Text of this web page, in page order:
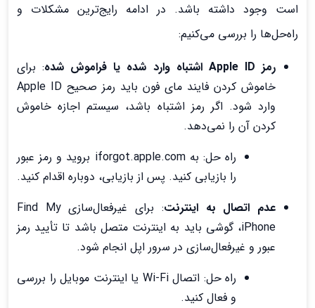
است وجود داشته باشد. در ادامه رایج‌ترین مشکلات و
راه‌حل‌ها را بررسی می‌کنیم:
رمز Apple ID اشتباه وارد شده یا فراموش شده
: برای
خاموش کردن فایند مای فون باید رمز صحیح Apple ID
وارد شود. اگر رمز اشتباه باشد، سیستم اجازه خاموش
کردن آن را نمی‌دهد.
راه حل: به iforgot.apple.com بروید و رمز عبور
را بازیابی کنید. پس از بازیابی، دوباره اقدام کنید.
عدم اتصال به اینترنت
: برای غیرفعال‌سازی Find My
iPhone، گوشی باید به اینترنت متصل باشد تا تأیید رمز
عبور و غیرفعال‌سازی در سرور اپل انجام شود.
راه حل: اتصال Wi-Fi یا اینترنت موبایل را بررسی
و فعال کنید.